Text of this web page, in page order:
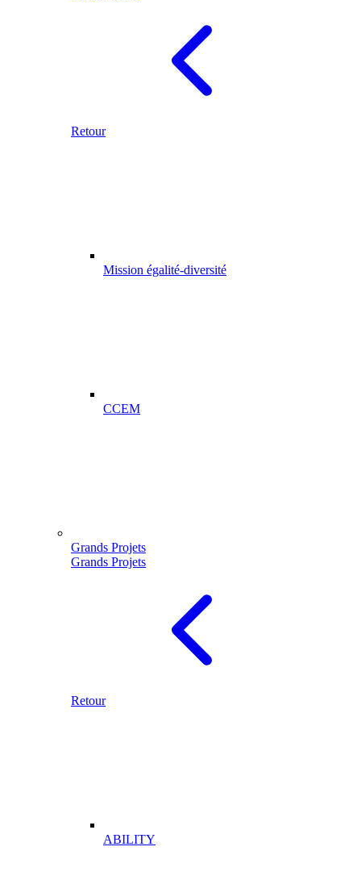
Retour
Mission égalité-diversité
CCEM
Grands Projets
Grands Projets
Retour
ABILITY